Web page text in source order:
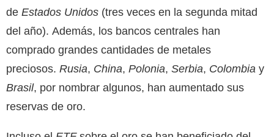
de Estados Unidos (tres veces en la segunda mitad
del año). Además, los bancos centrales han
comprado grandes cantidades de metales
preciosos. Rusia, China, Polonia, Serbia, Colombia y
Brasil, por nombrar algunos, han aumentado sus
reservas de oro.